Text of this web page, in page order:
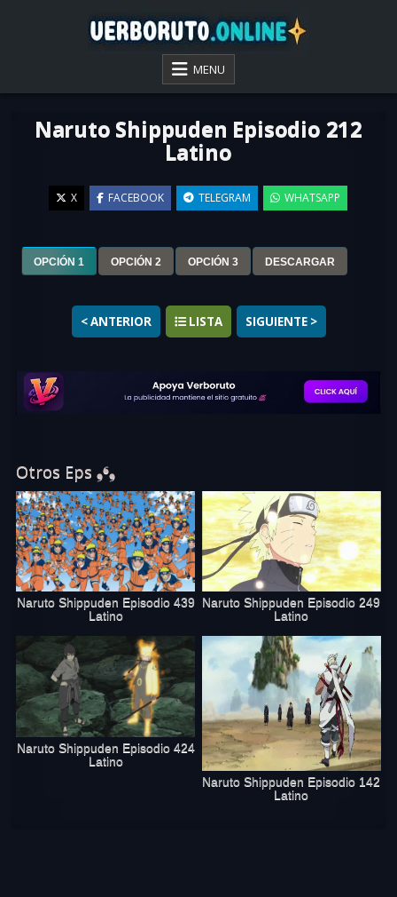
VER BORUTO ONLINE
MENU
Naruto Shippuden Episodio 212
Latino
X FACEBOOK TELEGRAM WHATSAPP
OPCIÓN 1 OPCIÓN 2 OPCIÓN 3 DESCARGAR
▶
< ANTERIOR LISTA SIGUIENTE >
Otros Eps ❟❛❟
Naruto Shippuden Episodio 439
Latino
Naruto Shippuden Episodio 249
Latino
Naruto Shippuden Episodio 424
Latino
Naruto Shippuden Episodio 142
Latino